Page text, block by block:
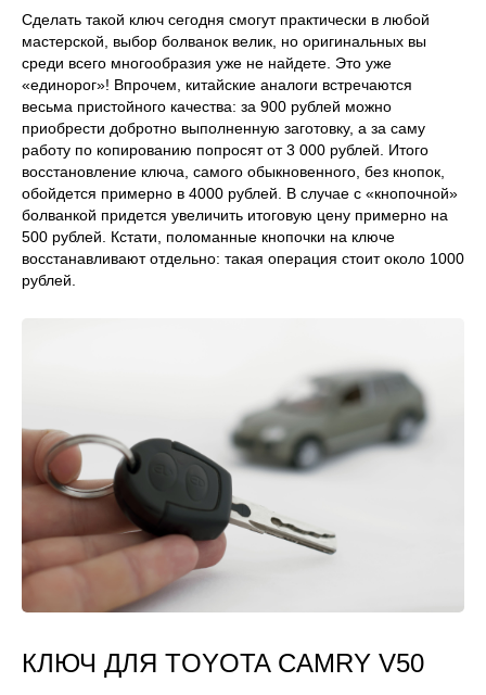
Сделать такой ключ сегодня смогут практически в любой
мастерской, выбор болванок велик, но оригинальных вы
среди всего многообразия уже не найдете. Это уже
«единорог»! Впрочем, китайские аналоги встречаются
весьма пристойного качества: за 900 рублей можно
приобрести добротно выполненную заготовку, а за саму
работу по копированию попросят от 3 000 рублей. Итого
восстановление ключа, самого обыкновенного, без кнопок,
обойдется примерно в 4000 рублей. В случае с «кнопочной»
болванкой придется увеличить итоговую цену примерно на
500 рублей. Кстати, поломанные кнопочки на ключе
восстанавливают отдельно: такая операция стоит около 1000
рублей.
КЛЮЧ ДЛЯ TOYOTA CAMRY V50